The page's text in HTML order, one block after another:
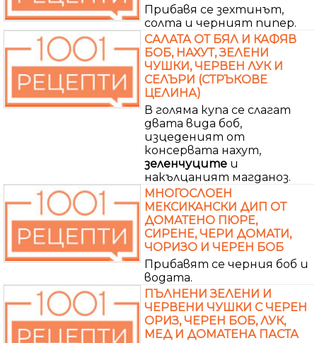
Прибавя се зехтинът,
солта и черният пипер.
САЛАТА ОТ БЯЛ И КАФЯВ
БОБ, НАХУТ, ЗЕЛЕНИ
ЧУШКИ, ЧЕРВЕН ЛУК И
СЕЛЪРИ (СТРЪКОВЕ
ЦЕЛИНА)
В голяма купа се слагат
двата вида боб,
изцеденият от
консервата нахут,
зеленчуците и
накълцаният магданоз.
МНОГОСЛОЕН
МЕКСИКАНСКИ ДИП ОТ
ДОМАТЕНО ПЮРЕ,
СИРЕНЕ, ЧЕРИ ДОМАТИ,
ЧОРИЗО И ЧЕРЕН БОБ
Прибавят се черния боб и
водата.
ПЪЛНЕНИ ЗЕЛЕНИ И
ЧЕРВЕНИ ЧУШКИ С ЧЕРЕН
ОРИЗ, ЧЕРЕН БОБ, ЛУК,
МЕД И ДОМАТЕНА ПАСТА